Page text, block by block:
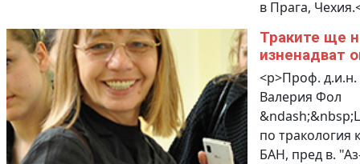
в Прага,
Траките ще
изненадват
<p>Проф. д.и.н.
Валерия Фол
по тракология
БАН, пред в.